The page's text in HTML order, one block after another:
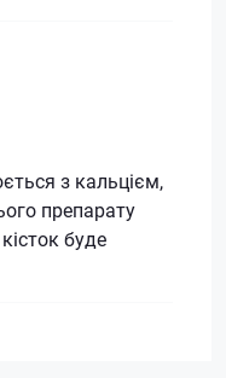
з кальцієм,
препарату
буде